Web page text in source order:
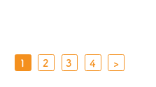
３０～ (初回 ７/１６) 千
1 2 3 4 >